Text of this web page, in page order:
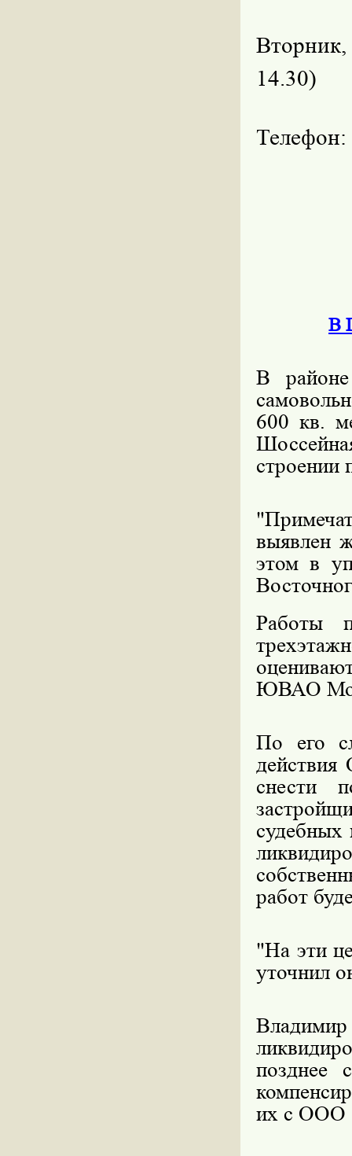
14.30)
В
В
600 кв.
строении
выявлен
этом в
Работы
ЮВАО
По его
снести
судебных
работ
"На эти
уточнил
Владимир
позднее
их с ООО